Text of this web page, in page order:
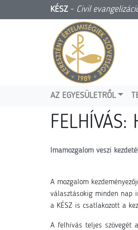
KÉSZ - Civil
AZ EGYESÜLETRŐL
Imamozgalom veszi
A mozgalom
választásokig minden nap
a KÉSZ is csatlakozott a
A felhívás teljes szövegét